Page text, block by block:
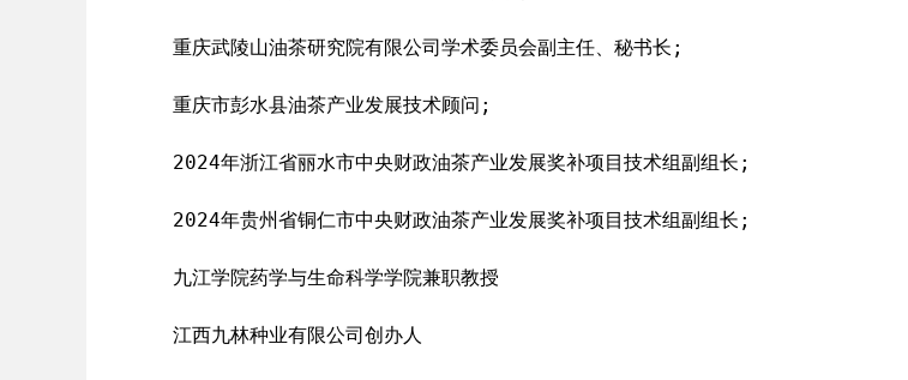
重庆武陵山油茶研究院有限公司学术委员会副主任、秘书长;
重庆市彭水县油茶产业发展技术顾问;
2024年浙江省丽水市中央财政油茶产业发展奖补项目技术组副组长;
2024年贵州省铜仁市中央财政油茶产业发展奖补项目技术组副组长;
九江学院药学与生命科学学院兼职教授
江西九林种业有限公司创办人